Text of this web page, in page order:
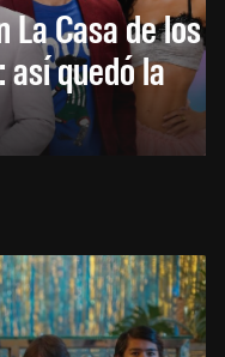
La Casa de los
quedó la